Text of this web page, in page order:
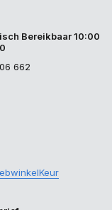
Bereikbaar 10:00
662